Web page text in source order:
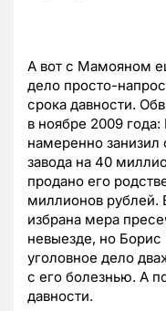
А вот с Мамояном
дело просто-
срока давности.
в ноябре 2009
намеренно занизил
завода на 40
продано его
миллионов рублей.
избрана мера
невыезде, но
уголовное дело
с его болезнью. А
давности.